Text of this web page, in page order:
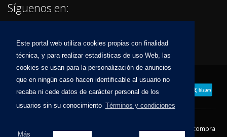
Este portal web utiliza cookies propias con finalidad
técnica, y para realizar estadísticas de uso Web, las
cookies se usan para la personalización de anuncios
que en ningún caso hacen identificable al usuario no
recaba ni cede datos de carácter personal de los
usuarios sin su conocimiento Términos y condiciones
Más
Síguenos en:
Condiciones de compra